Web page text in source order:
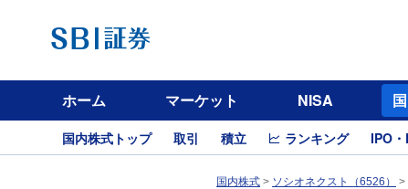
ホーム マーケット NISA
国内株式トップ 取引 積立 ランキング IPO
国内株式 > ソシオネクスト（6526） >